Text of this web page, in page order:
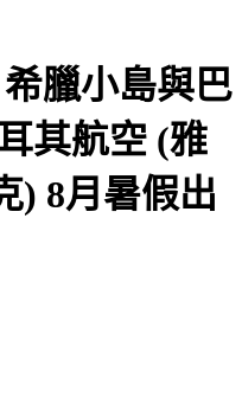
臘小島與巴
其航空 (雅
) 8月暑假出